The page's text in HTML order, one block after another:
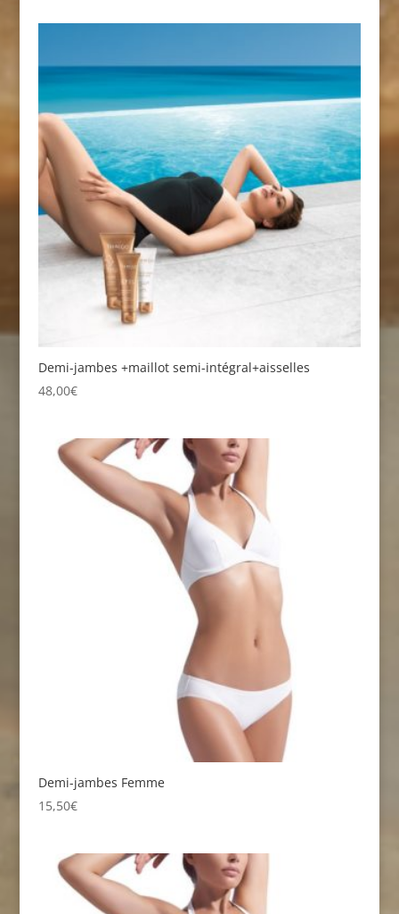
Demi-jambes +maillot semi-intégral+aisselles
48,00€
Demi-jambes Femme
15,50€